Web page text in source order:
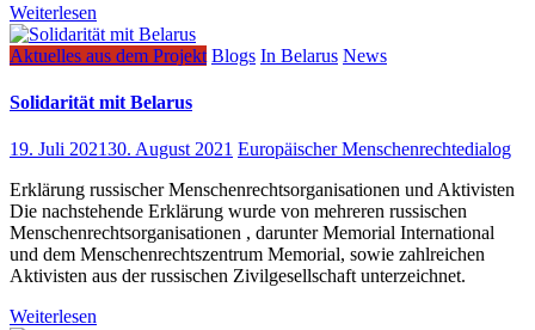
Weiterlesen
Aktuelles aus dem Projekt Blogs In Belarus News
Solidarität mit Belarus
19. Juli 202130. August 2021 Europäischer Menschenrechtedialog
Erklärung russischer Menschenrechtsorganisationen und Aktivisten
Die nachstehende Erklärung wurde von mehreren russischen
Menschenrechtsorganisationen , darunter Memorial International
und dem Menschenrechtszentrum Memorial, sowie zahlreichen
Aktivisten aus der russischen Zivilgesellschaft unterzeichnet.
Weiterlesen